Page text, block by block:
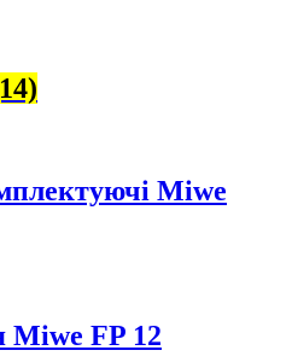
Miwe
Miwe FP 12